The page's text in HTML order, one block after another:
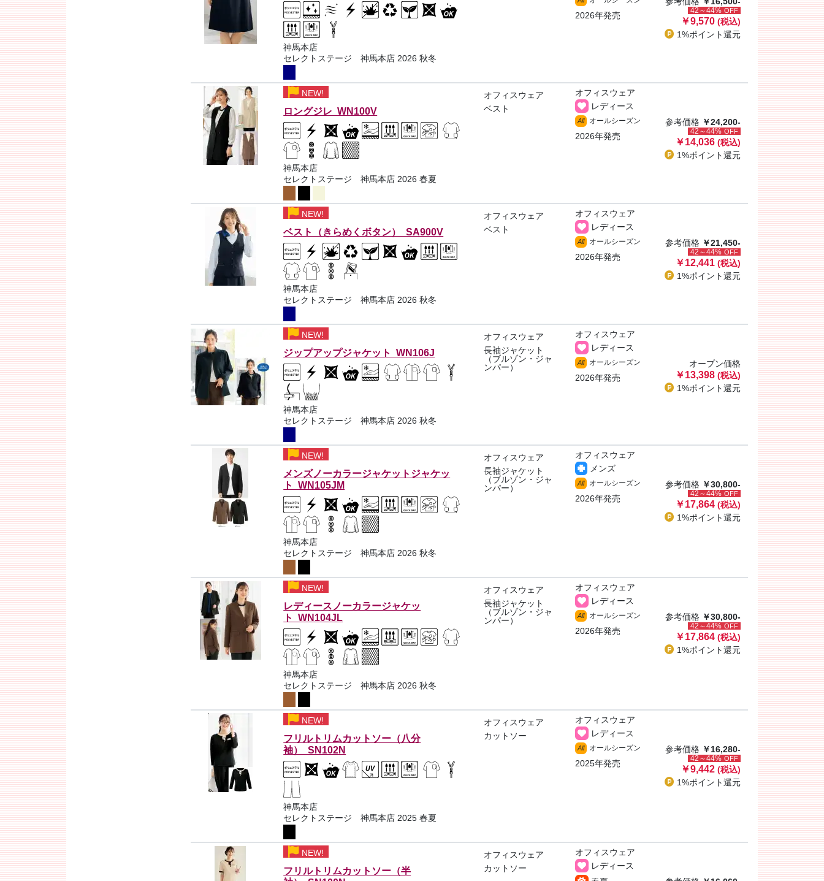
神馬本店
セレクトステージ 神馬本店 2026 秋冬
2026年発売 42～44% OFF
￥9,570 (税込)
1%ポイント還元
NEW!
ロングジレ WN100V
神馬本店
セレクトステージ 神馬本店 2026 春夏
オフィスウェア
ベスト
オフィスウェア
レディース
All オールシーズン
2026年発売
参考価格 ￥24,200-
42～44% OFF
￥14,036 (税込)
1%ポイント還元
NEW!
ベスト（きらめくボタン） SA900V
神馬本店
セレクトステージ 神馬本店 2026 秋冬
オフィスウェア
ベスト
オフィスウェア
レディース
All オールシーズン
2026年発売
参考価格 ￥21,450-
42～44% OFF
￥12,441 (税込)
1%ポイント還元
NEW!
ジップアップジャケット WN106J
神馬本店
セレクトステージ 神馬本店 2026 秋冬
オフィスウェア
長袖ジャケット
（ブルゾン・ジャ
ンパー）
オフィスウェア
レディース
All オールシーズン
2026年発売
オープン価格
￥13,398 (税込)
1%ポイント還元
NEW!
メンズノーカラージャケットジャケッ
ト WN105JM
神馬本店
セレクトステージ 神馬本店 2026 秋冬
オフィスウェア
長袖ジャケット
（ブルゾン・ジャ
ンパー）
オフィスウェア
メンズ
All オールシーズン
2026年発売
参考価格 ￥30,800-
42～44% OFF
￥17,864 (税込)
1%ポイント還元
NEW!
レディースノーカラージャケッ
ト WN104JL
神馬本店
セレクトステージ 神馬本店 2026 秋冬
オフィスウェア
長袖ジャケット
（ブルゾン・ジャ
ンパー）
オフィスウェア
レディース
All オールシーズン
2026年発売
参考価格 ￥30,800-
42～44% OFF
￥17,864 (税込)
1%ポイント還元
NEW!
フリルトリムカットソー（八分
袖） SN102N
神馬本店
セレクトステージ 神馬本店 2025 春夏
オフィスウェア
カットソー
オフィスウェア
レディース
All オールシーズン
2025年発売
参考価格 ￥16,280-
42～44% OFF
￥9,442 (税込)
1%ポイント還元
NEW!
フリルトリムカットソー（半
オフィスウェア
カットソー
オフィスウェア
レディース